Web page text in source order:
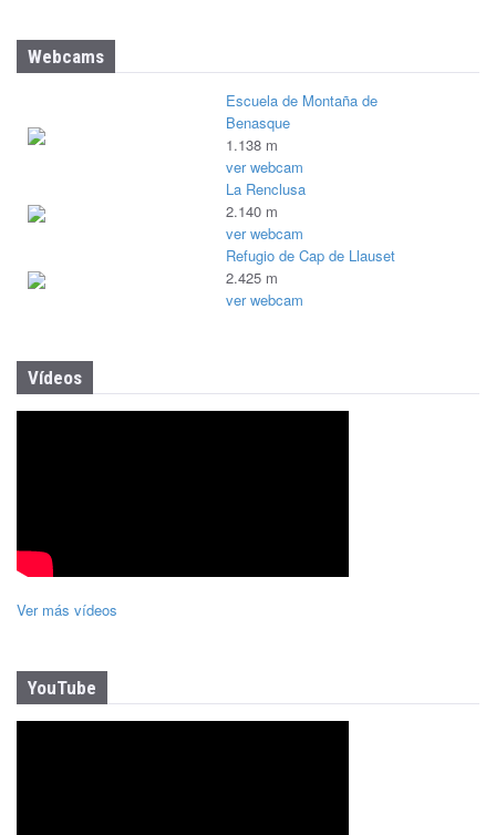
Webcams
Escuela de Montaña de
Benasque
1.138 m
ver webcam
La Renclusa
2.140 m
ver webcam
Refugio de Cap de Llauset
2.425 m
ver webcam
Vídeos
Ver más vídeos
YouTube